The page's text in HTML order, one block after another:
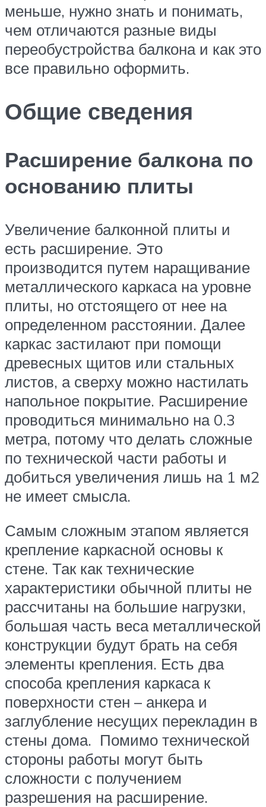
меньше, нужно знать и понимать,
чем отличаются разные виды
переобустройства балкона и как это
все правильно оформить.
Общие сведения
Расширение балкона по
основанию плиты
Увеличение балконной плиты и
есть расширение. Это
производится путем наращивание
металлического каркаса на уровне
плиты, но отстоящего от нее на
определенном расстоянии. Далее
каркас застилают при помощи
древесных щитов или стальных
листов, а сверху можно настилать
напольное покрытие. Расширение
проводиться минимально на 0.3
метра, потому что делать сложные
по технической части работы и
добиться увеличения лишь на 1 м2
не имеет смысла.
Самым сложным этапом является
крепление каркасной основы к
стене. Так как технические
характеристики обычной плиты не
рассчитаны на большие нагрузки,
большая часть веса металлической
конструкции будут брать на себя
элементы крепления. Есть два
способа крепления каркаса к
поверхности стен – анкера и
заглубление несущих перекладин в
стены дома. Помимо технической
стороны работы могут быть
сложности с получением
разрешения на расширение.